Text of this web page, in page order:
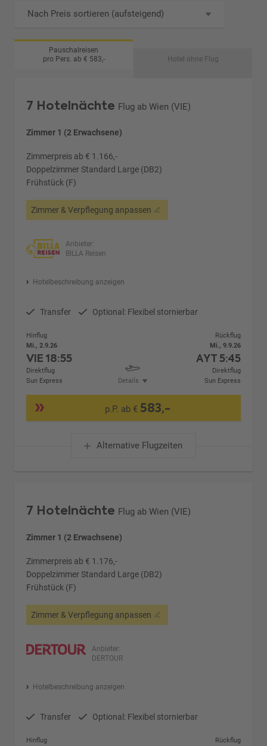
Nach Preis sortieren (aufsteigend)
Pauschalreisen
pro Pers. ab € 583,-
Hotel ohne Flug
7 Hotelnächte Flug ab Wien (VIE)
Zimmer 1 (2 Erwachsene)
Zimmerpreis ab € 1.166,-
Doppelzimmer Standard Large (DB2)
Frühstück (F)
Zimmer & Verpflegung anpassen
Anbieter:
BILLA Reisen
Hotelbeschreibung anzeigen
Transfer Optional: Flexibel stornierbar
Hinflug
Mi., 2.9.26
VIE18:55
Direktflug
Sun Express
Details
Rückflug
Mi., 9.9.26
AYT5:45
Direktflug
Sun Express
p.P. ab € 583,-
Alternative Flugzeiten
7 Hotelnächte Flug ab Wien (VIE)
Zimmer 1 (2 Erwachsene)
Zimmerpreis ab € 1.176,-
Doppelzimmer Standard Large (DB2)
Frühstück (F)
Zimmer & Verpflegung anpassen
Anbieter:
DERTOUR
Hotelbeschreibung anzeigen
Transfer Optional: Flexibel stornierbar
Hinflug
Rückflug